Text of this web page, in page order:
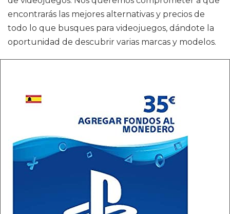
encontrarás las mejores alternativas y precios de
todo lo que busques para videojuegos, dándote la
oportunidad de descubrir varias marcas y modelos.